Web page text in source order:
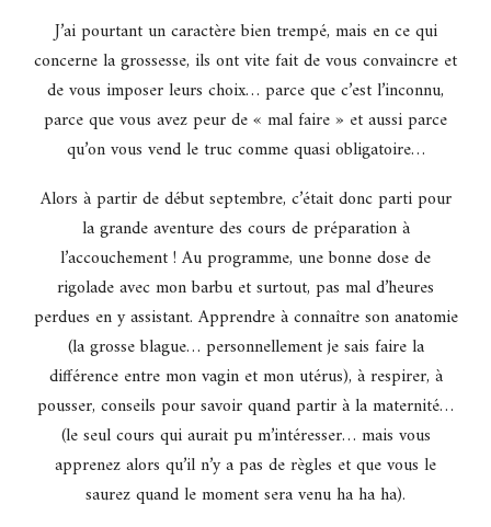
J’ai pourtant un caractère bien trempé, mais en ce qui
concerne la grossesse, ils ont vite fait de vous convaincre et
de vous imposer leurs choix… parce que c’est l’inconnu,
parce que vous avez peur de « mal faire » et aussi parce
qu’on vous vend le truc comme quasi obligatoire…
Alors à partir de début septembre, c’était donc parti pour
la grande aventure des cours de préparation à
l’accouchement ! Au programme, une bonne dose de
rigolade avec mon barbu et surtout, pas mal d’heures
perdues en y assistant. Apprendre à connaître son anatomie
(la grosse blague… personnellement je sais faire la
différence entre mon vagin et mon utérus), à respirer, à
pousser, conseils pour savoir quand partir à la maternité…
(le seul cours qui aurait pu m’intéresser… mais vous
apprenez alors qu’il n’y a pas de règles et que vous le
saurez quand le moment sera venu ha ha ha).